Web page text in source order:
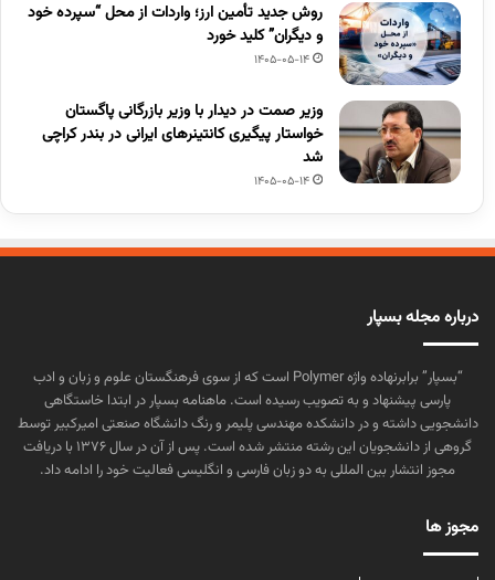
روش جدید تأمین ارز؛ واردات از محل “سپرده خود
و دیگران” کلید خورد
1405-05-14
وزیر صمت در دیدار با وزیر بازرگانی پاگستان
خواستار پیگیری کانتینرهای ایرانی در بندر کراچی
شد
1405-05-14
درباره مجله بسپار
“بسپار” برابرنهاده واژه Polymer است که از سوی فرهنگستان علوم و زبان و ادب
پارسی پیشنهاد و به تصویب رسیده است. ماهنامه بسپار در ابتدا خاستگاهی
دانشجویی داشته و در دانشکده مهندسی پلیمر و رنگ دانشگاه صنعتی امیرکبیر توسط
گروهی از دانشجویان این رشته منتشر شده است. پس از آن در سال ۱۳۷۶ با دریافت
مجوز انتشار بین المللی به دو زبان فارسی و انگلیسی فعالیت خود را ادامه داد.
مجوز ها